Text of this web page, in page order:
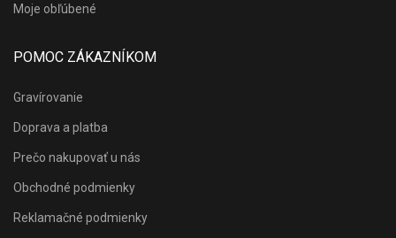
Moje obľúbené
POMOC ZÁKAZNÍKOM
Gravírovanie
Doprava a platba
Prečo nakupovať u nás
Obchodné podmienky
Reklamačné podmienky